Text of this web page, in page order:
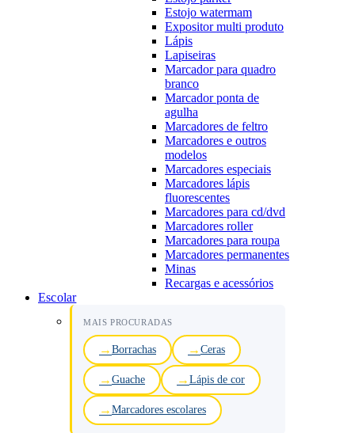
Estojo watermam
Expositor multi produto
Lápis
Lapiseiras
Marcador para quadro
branco
Marcador ponta de
agulha
Marcadores de feltro
Marcadores e outros
modelos
Marcadores especiais
Marcadores lápis
fluorescentes
Marcadores para cd/dvd
Marcadores roller
Marcadores para roupa
Marcadores permanentes
Minas
Recargas e acessórios
Escolar
MAIS PROCURADAS
Borrachas Ceras
Guache Lápis de cor
Marcadores escolares